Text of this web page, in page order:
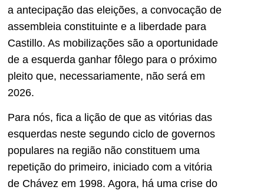
a antecipação das eleições, a convocação de
assembleia constituinte e a liberdade para
Castillo. As mobilizações são a oportunidade
de a esquerda ganhar fôlego para o próximo
pleito que, necessariamente, não será em
2026.
Para nós, fica a lição de que as vitórias das
esquerdas neste segundo ciclo de governos
populares na região não constituem uma
repetição do primeiro, iniciado com a vitória
de Chávez em 1998. Agora, há uma crise do